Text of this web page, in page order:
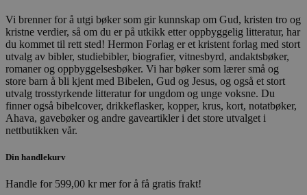
Vi brenner for å utgi bøker som gir kunnskap om Gud, kristen tro og
kristne verdier, så om du er på utkikk etter oppbyggelig litteratur, har
du kommet til rett sted! Hermon Forlag er et kristent forlag med stort
utvalg av bibler, studiebibler, biografier, vitnesbyrd, andaktsbøker,
romaner og oppbyggelsesbøker. Vi har bøker som lærer små og
store barn å bli kjent med Bibelen, Gud og Jesus, og også et stort
utvalg trosstyrkende litteratur for ungdom og unge voksne. Du
finner også bibelcover, drikkeflasker, kopper, krus, kort, notatbøker,
Ahava, gavebøker og andre gaveartikler i det store utvalget i
nettbutikken vår.
Din handlekurv
Handle for 599,00 krmer for å få gratis frakt!